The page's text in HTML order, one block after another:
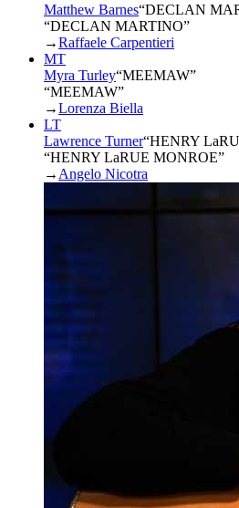
Matthew Barnes“DECLAN
“DECLAN MARTINO”
→Raffaele Carpentieri
MT
Myra Turley“MEEMAW”
“MEEMAW”
→Lorenza Biella
LT
Lawrence Turner“HENRY
“HENRY LaRUE MONROE”
→ Angelo Nicotra